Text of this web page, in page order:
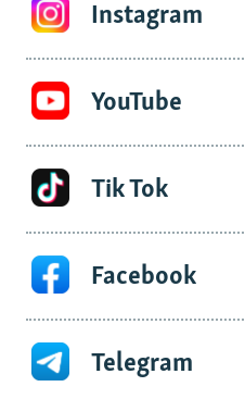
Instagram
YouTube
Tik Tok
Facebook
Telegram